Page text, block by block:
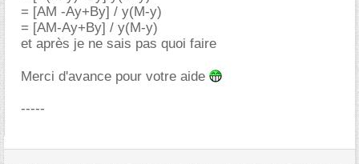
= [AM -Ay+By] / y(M-y)
= [AM-Ay+By] / y(M-y)
et après je ne sais pas quoi faire
Merci d'avance pour votre aide
-----